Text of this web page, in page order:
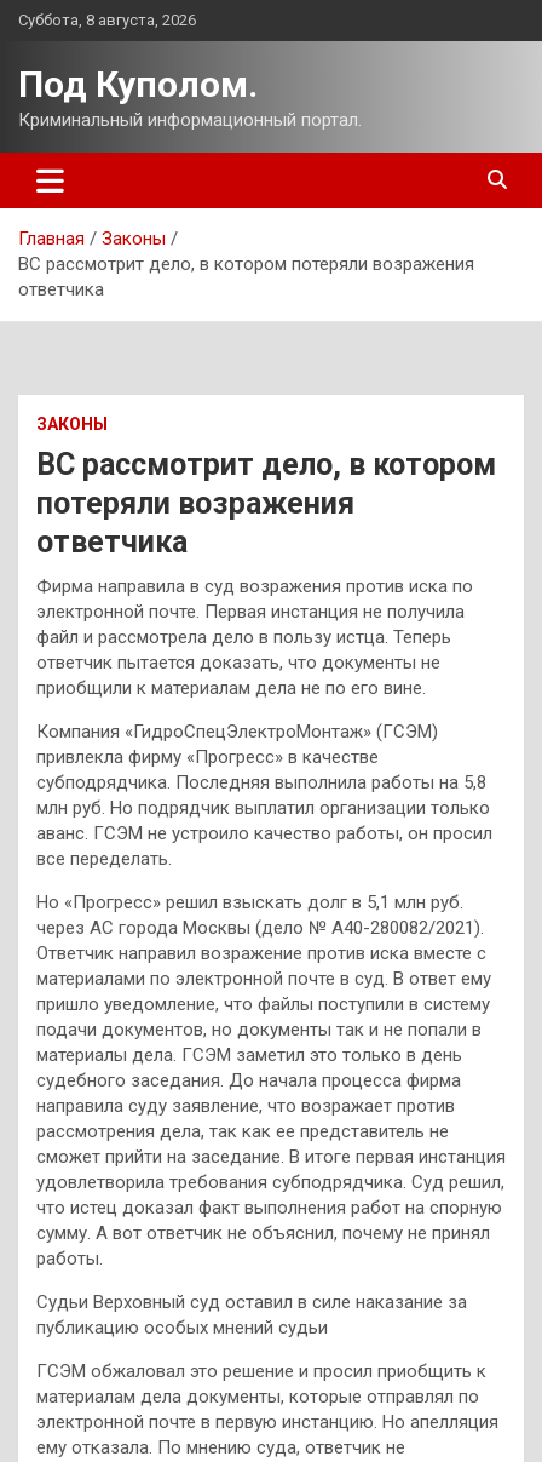
Перейти
Суббота, 8 августа, 2026
Под Куполом.
Криминальный информационный портал.
Главная
Законы
ВС рассмотрит дело, в котором потеряли возражения
ответчика
ЗАКОНЫ
ВС рассмотрит дело, в котором
потеряли возражения
ответчика
Фирма направила в суд возражения против иска по
электронной почте. Первая инстанция не получила
файл и рассмотрела дело в пользу истца. Теперь
ответчик пытается доказать, что документы не
приобщили к материалам дела не по его вине.
Компания «ГидроСпецЭлектроМонтаж» (ГСЭМ)
привлекла фирму «Прогресс» в качестве
субподрядчика. Последняя выполнила работы на 5,8
млн руб. Но подрядчик выплатил организации только
аванс. ГСЭМ не устроило качество работы, он просил
все переделать.
Но «Прогресс» решил взыскать долг в 5,1 млн руб.
через АС города Москвы (дело № А40-280082/2021).
Ответчик направил возражение против иска вместе с
материалами по электронной почте в суд. В ответ ему
пришло уведомление, что файлы поступили в систему
подачи документов, но документы так и не попали в
материалы дела. ГСЭМ заметил это только в день
судебного заседания. До начала процесса фирма
направила суду заявление, что возражает против
рассмотрения дела, так как ее представитель не
сможет прийти на заседание. В итоге первая инстанция
удовлетворила требования субподрядчика. Суд решил,
что истец доказал факт выполнения работ на спорную
сумму. А вот ответчик не объяснил, почему не принял
работы.
Судьи Верховный суд оставил в силе наказание за
публикацию особых мнений судьи
ГСЭМ обжаловал это решение и просил приобщить к
материалам дела документы, которые отправлял по
электронной почте в первую инстанцию. Но апелляция
ему отказала. По мнению суда, ответчик не